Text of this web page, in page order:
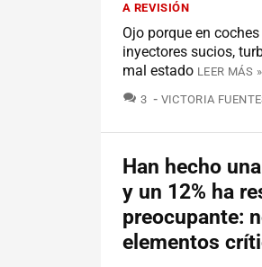
A REVISIÓN
Ojo porque en
inyectores sucios,
mal estado LEER MÁS »
3 COMENTARIOS
VICTORIA
Han hecho
y un 12% ha
preocupante:
elementos